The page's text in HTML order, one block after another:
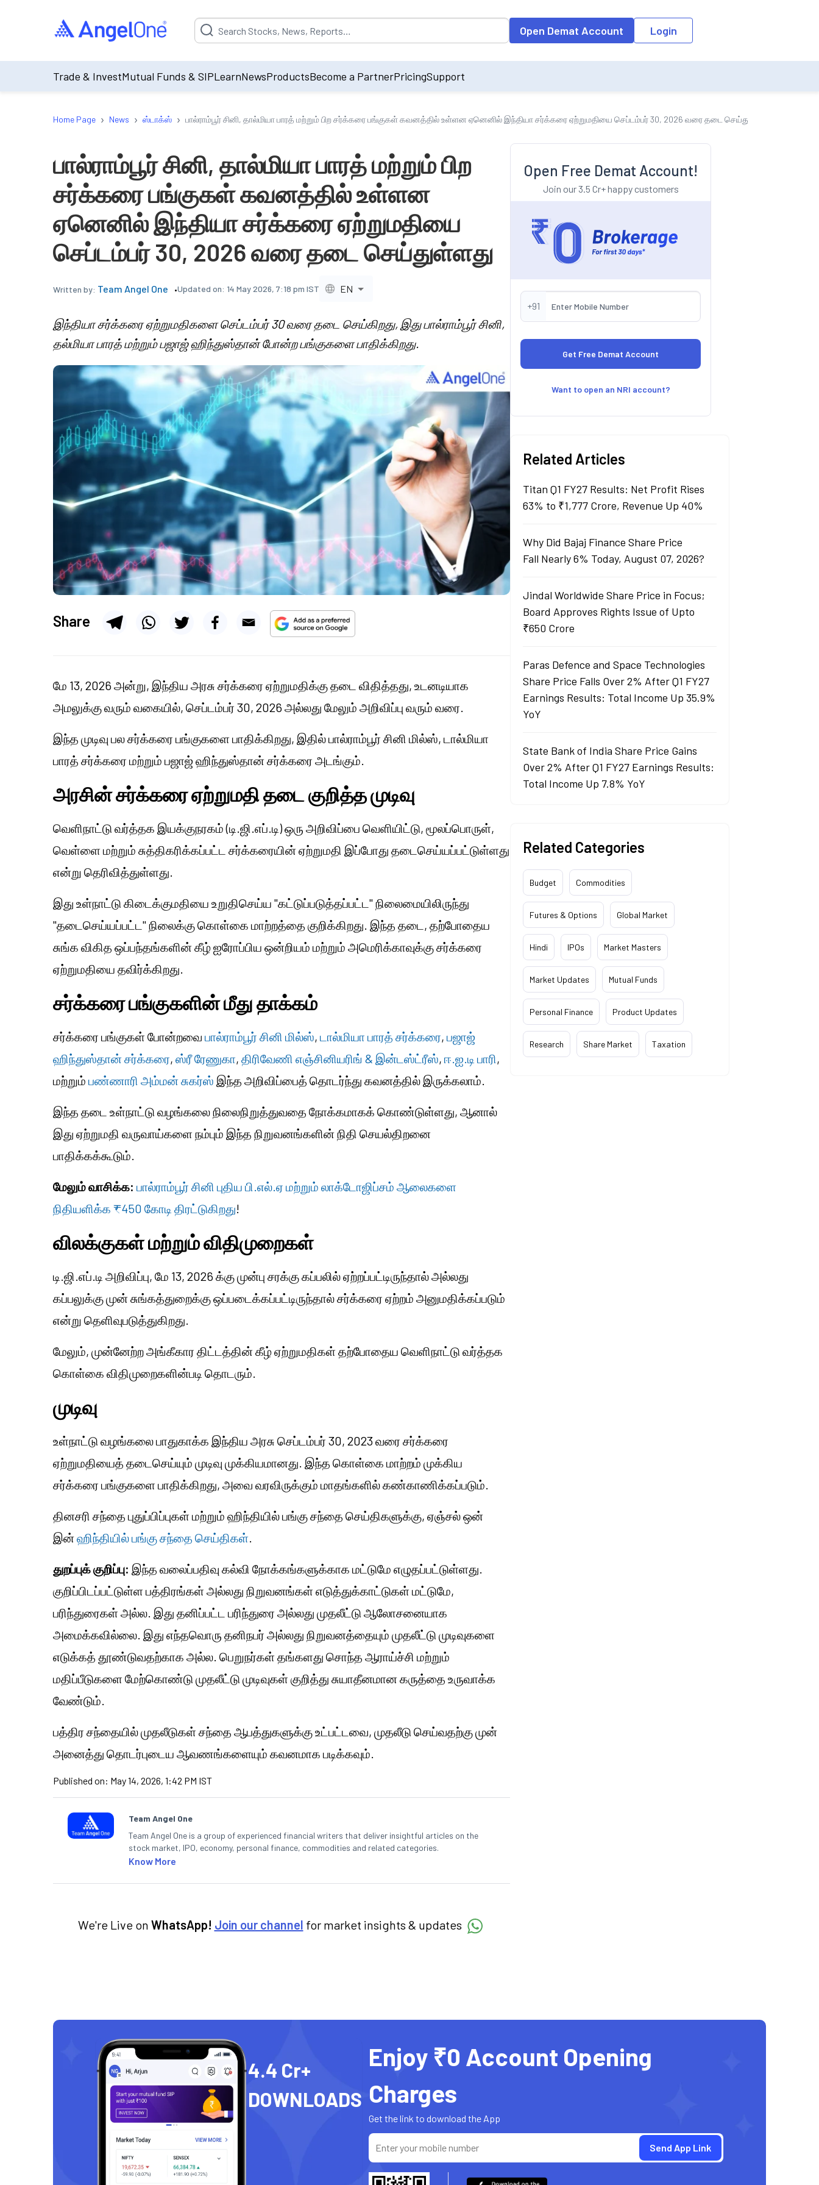
Suggestion will be populated by default on accessing the input field. On entering data into the input field, the suggestion list will be updated as per the
Open Demat Account Login
Trade & InvestMutual Funds & SIPLearnNewsProductsBecome a PartnerPricingSupport
Home Page › News › ஸ்டாக்ஸ் › பால்ராம்பூர் சினி, தால்மியா பாரத் மற்றும் பிற சர்க்கரை பங்குகள் கவனத்தில் உள்ளன ஏனெனில் இந்தியா சர்க்கரை ஏற்றுமதியை செப்டம்பர் 30, 2026 வரை தடை செய்துள்ளது
பால்ராம்பூர் சினி, தால்மியா பாரத் மற்றும் பிற
சர்க்கரை பங்குகள் கவனத்தில் உள்ளன
ஏனெனில் இந்தியா சர்க்கரை ஏற்றுமதியை
செப்டம்பர் 30, 2026 வரை தடை செய்துள்ளது
Written by: Team Angel One Updated on: 14 May 2026, 7:18 pm IST EN
இந்தியா சர்க்கரை ஏற்றுமதிகளை செப்டம்பர் 30 வரை தடை செய்கிறது, இது பால்ராம்பூர் சினி,
தல்மியா பாரத் மற்றும் பஜாஜ் ஹிந்துஸ்தான் போன்ற பங்குகளை பாதிக்கிறது.
Share
மே 13, 2026 அன்று, இந்திய அரசு சர்க்கரை ஏற்றுமதிக்கு தடை விதித்தது, உடனடியாக
அமலுக்கு வரும் வகையில், செப்டம்பர் 30, 2026 அல்லது மேலும் அறிவிப்பு வரும் வரை.
இந்த முடிவு பல சர்க்கரை பங்குகளை பாதிக்கிறது, இதில் பால்ராம்பூர் சினி மில்ஸ், டால்மியா
பாரத் சர்க்கரை மற்றும் பஜாஜ் ஹிந்துஸ்தான் சர்க்கரை அடங்கும்.
அரசின் சர்க்கரை ஏற்றுமதி தடை குறித்த முடிவு
வெளிநாட்டு வர்த்தக இயக்குநரகம் (டி.ஜி.எப்.டி) ஒரு அறிவிப்பை வெளியிட்டு, மூலப்பொருள்,
வெள்ளை மற்றும் சுத்திகரிக்கப்பட்ட சர்க்கரையின் ஏற்றுமதி இப்போது தடைசெய்யப்பட்டுள்ளது
என்று தெரிவித்துள்ளது.
இது உள்நாட்டு கிடைக்குமதியை உறுதிசெய்ய "கட்டுப்படுத்தப்பட்ட" நிலைமையிலிருந்து
"தடைசெய்யப்பட்ட" நிலைக்கு கொள்கை மாற்றத்தை குறிக்கிறது. இந்த தடை, தற்போதைய
சுங்க விகித ஒப்பந்தங்களின் கீழ் ஐரோப்பிய ஒன்றியம் மற்றும் அமெரிக்காவுக்கு சர்க்கரை
ஏற்றுமதியை தவிர்க்கிறது.
சர்க்கரை பங்குகளின் மீது தாக்கம்
சர்க்கரை பங்குகள் போன்றவை பால்ராம்பூர் சினி மில்ஸ், டால்மியா பாரத் சர்க்கரை, பஜாஜ்
ஹிந்துஸ்தான் சர்க்கரை, ஸ்ரீ ரேணுகா, திரிவேணி எஞ்சினியரிங் & இன்டஸ்ட்ரீஸ், ஈ.ஐ.டி பாரி,
மற்றும் பண்ணாரி அம்மன் சுகர்ஸ் இந்த அறிவிப்பைத் தொடர்ந்து கவனத்தில் இருக்கலாம்.
இந்த தடை உள்நாட்டு வழங்கலை நிலைநிறுத்துவதை நோக்கமாகக் கொண்டுள்ளது, ஆனால்
இது ஏற்றுமதி வருவாய்களை நம்பும் இந்த நிறுவனங்களின் நிதி செயல்திறனை
பாதிக்கக்கூடும்.
மேலும் வாசிக்க: பால்ராம்பூர் சினி புதிய பி.எல்.ஏ மற்றும் லாக்டோஜிப்சம் ஆலைகளை
நிதியளிக்க ₹450 கோடி திரட்டுகிறது!
விலக்குகள் மற்றும் விதிமுறைகள்
டி.ஜி.எப்.டி அறிவிப்பு, மே 13, 2026 க்கு முன்பு சரக்கு கப்பலில் ஏற்றப்பட்டிருந்தால் அல்லது
கப்பலுக்கு முன் சுங்கத்துறைக்கு ஒப்படைக்கப்பட்டிருந்தால் சர்க்கரை ஏற்றம் அனுமதிக்கப்படும்
என்று தெளிவுபடுத்துகிறது.
மேலும், முன்னேற்ற அங்கீகார திட்டத்தின் கீழ் ஏற்றுமதிகள் தற்போதைய வெளிநாட்டு வர்த்தக
கொள்கை விதிமுறைகளின்படி தொடரும்.
முடிவு
உள்நாட்டு வழங்கலை பாதுகாக்க இந்திய அரசு செப்டம்பர் 30, 2023 வரை சர்க்கரை
ஏற்றுமதியைத் தடைசெய்யும் முடிவு முக்கியமானது. இந்த கொள்கை மாற்றம் முக்கிய
சர்க்கரை பங்குகளை பாதிக்கிறது, அவை வரவிருக்கும் மாதங்களில் கண்காணிக்கப்படும்.
தினசரி சந்தை புதுப்பிப்புகள் மற்றும் ஹிந்தியில் பங்கு சந்தை செய்திகளுக்கு, ஏஞ்சல் ஒன்
இன்ஹிந்தியில் பங்கு சந்தை செய்திகள்.
துறப்புக் குறிப்பு: இந்த வலைப்பதிவு கல்வி நோக்கங்களுக்காக மட்டுமே எழுதப்பட்டுள்ளது.
குறிப்பிடப்பட்டுள்ள பத்திரங்கள் அல்லது நிறுவனங்கள் எடுத்துக்காட்டுகள் மட்டுமே,
பரிந்துரைகள் அல்ல. இது தனிப்பட்ட பரிந்துரை அல்லது முதலீட்டு ஆலோசனையாக
அமைக்கவில்லை. இது எந்தவொரு தனிநபர் அல்லது நிறுவனத்தையும் முதலீட்டு முடிவுகளை
எடுக்கத் தூண்டுவதற்காக அல்ல. பெறுநர்கள் தங்களது சொந்த ஆராய்ச்சி மற்றும்
மதிப்பீடுகளை மேற்கொண்டு முதலீட்டு முடிவுகள் குறித்து சுயாதீனமான கருத்தை உருவாக்க
வேண்டும்.
பத்திர சந்தையில் முதலீடுகள் சந்தை ஆபத்துகளுக்கு உட்பட்டவை, முதலீடு செய்வதற்கு முன்
அனைத்து தொடர்புடைய ஆவணங்களையும் கவனமாக படிக்கவும்.
Published on: May 14, 2026, 1:42 PM IST
Team Angel One
Team Angel One is a group of experienced financial writers that deliver insightful articles on the
stock market, IPO, economy, personal finance, commodities and related categories.
Know More
We're Live on WhatsApp! Join our channel for market insights & updates
Open Free Demat Account!
Join our 3.5 Cr+ happy customers
+91
Want to open an NRI account?
Related Articles
Titan Q1 FY27 Results: Net Profit Rises
63% to ₹1,777 Crore, Revenue Up 40%
Why Did Bajaj Finance Share Price
Fall Nearly 6% Today, August 07, 2026?
Jindal Worldwide Share Price in Focus;
Board Approves Rights Issue of Upto
₹650 Crore
Paras Defence and Space Technologies
Share Price Falls Over 2% After Q1 FY27
Earnings Results: Total Income Up 35.9%
YoY
State Bank of India Share Price Gains
Over 2% After Q1 FY27 Earnings Results:
Total Income Up 7.8% YoY
Related Categories
Budget Commodities
Futures & Options Global Market
Hindi IPOs Market Masters
Market Updates Mutual Funds
Personal Finance Product Updates
Research Share Market Taxation
4.4 Cr+
DOWNLOADS
Enjoy ₹0 Account Opening
Charges
Get the link to download the App